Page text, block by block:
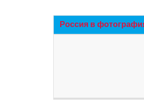
Россия в